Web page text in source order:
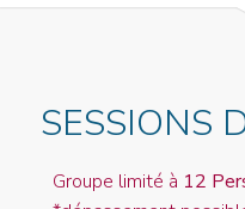
SESSIONS
Groupe limité à 12